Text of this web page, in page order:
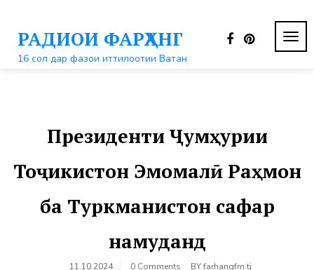
контентуРАДИОИ ФАРҲАНГ
16 сол дар фазои иттилоотии Ватан
Президенти Ҷумҳурии
Тоҷикистон Эмомалӣ Раҳмон
ба Туркманистон сафар
намуданд
11.10.2024 0 Comments BYfarhangfm.tj